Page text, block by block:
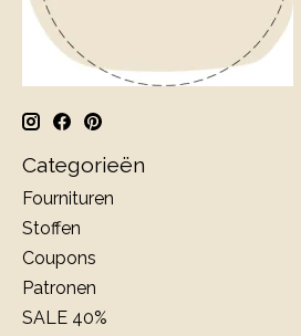
Categorieën
Fournituren
Stoffen
Coupons
Patronen
SALE 40%